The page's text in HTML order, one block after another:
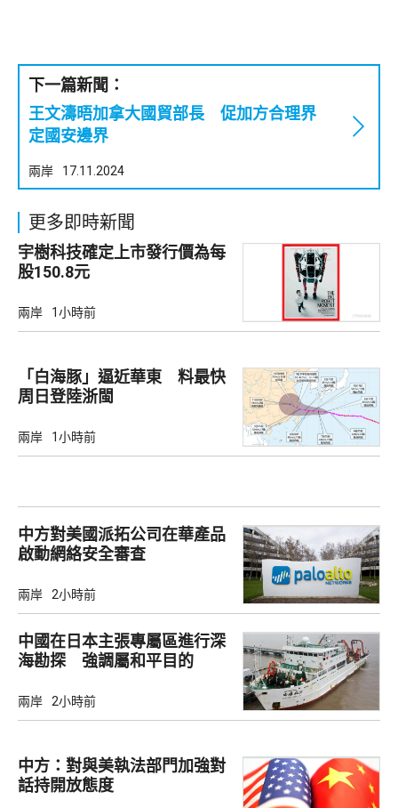
下一篇新聞：
王文濤晤加拿大國貿部長 促加方合理界
定國安邊界
兩岸 17.11.2024
更多即時新聞
宇樹科技確定上市發行價為每
股150.8元
兩岸 1小時前
「白海豚」逼近華東 料最快
周日登陸浙閩
兩岸 1小時前
中方對美國派拓公司在華產品
啟動網絡安全審查
兩岸 2小時前
中國在日本主張專屬區進行深
海勘探 強調屬和平目的
兩岸 2小時前
中方：對與美執法部門加強對
話持開放態度